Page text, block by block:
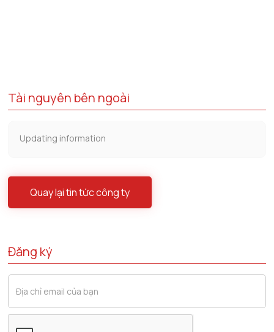
Tài nguyên bên ngoài
Updating information
Quay lại tin tức công ty
Đăng ký